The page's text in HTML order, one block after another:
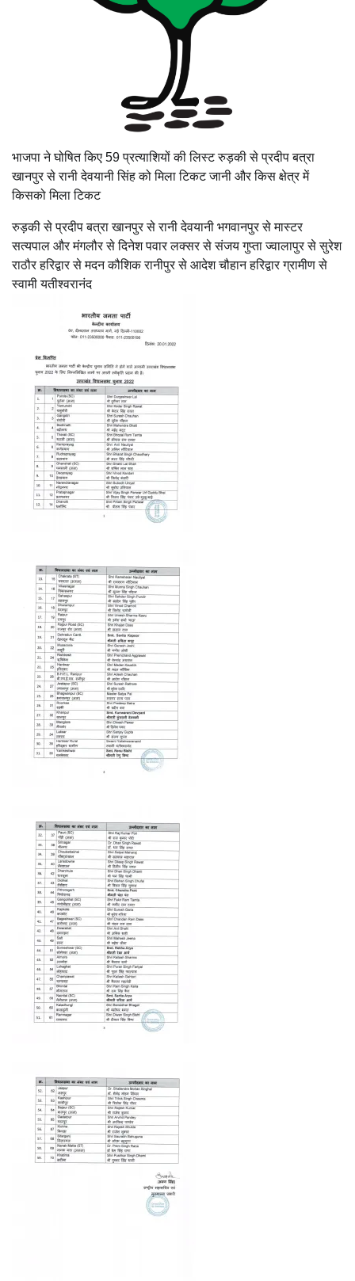
भाजपा ने घोषित किए 59 प्रत्याशियों की लिस्ट रुड़की से प्रदीप बत्रा
खानपुर से रानी देवयानी सिंह को मिला टिकट जानी और किस क्षेत्र में
किसको मिला टिकट
रुड़की से प्रदीप बत्रा खानपुर से रानी देवयानी भगवानपुर से मास्टर
सत्यपाल और मंगलौर से दिनेश पवार लक्सर से संजय गुप्ता ज्वालापुर से सुरेश
राठौर हरिद्वार से मदन कौशिक रानीपुर से आदेश चौहान हरिद्वार ग्रामीण से
स्वामी यतीश्वरानंद